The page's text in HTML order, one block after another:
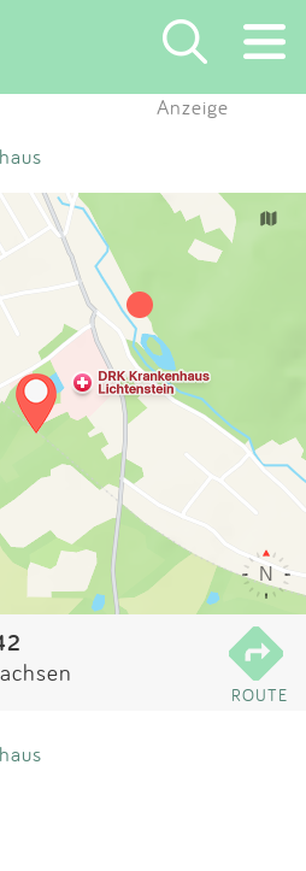
×
App
Blog
Anzeige
ROUTE